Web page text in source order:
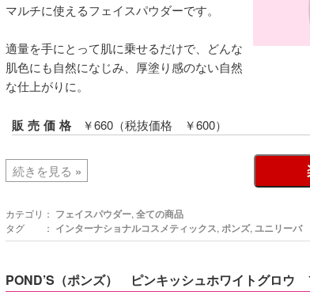
動
マルチに使えるフェイスパウダーです。
適量を手にとって肌に乗せるだけで、どんな
肌色にも自然になじみ、厚塗り感のない自然
な仕上がりに。
販売価格 ￥660（税抜価格 ￥600）
続きを見る »
カテゴリ： フェイスパウダー, 全ての商品
タグ ： インターナショナルコスメティックス, ポンズ, ユニリーバ
POND’S（ポンズ） ピンキッシュホワイトグロウ